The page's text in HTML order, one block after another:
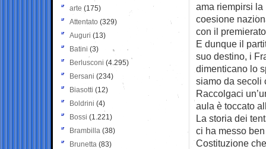
ama riempirsi
coesione
con il
E dunque il
suo destino, i
dimenticano lo
siamo da secoli
Raccolgaci
aula è toccato
La storia dei
ci ha messo
Costituzione
arte (175)
Attentato (329)
Auguri (13)
Batini (3)
Berlusconi (4.295)
Bersani (234)
Biasotti (12)
Boldrini (4)
Bossi (1.221)
Brambilla (38)
Brunetta (83)